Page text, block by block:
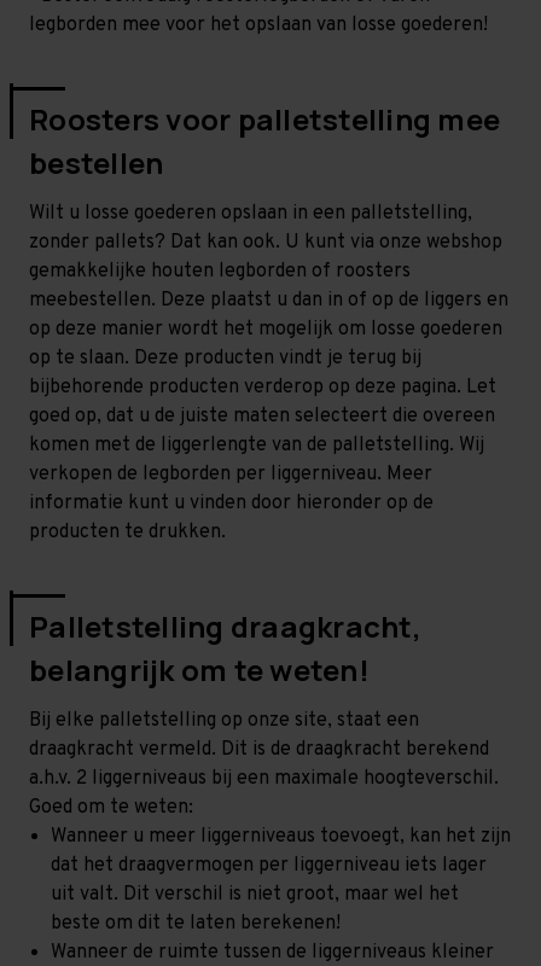
legborden mee voor het opslaan van losse goederen!
Roosters voor palletstelling mee
bestellen
Wilt u losse goederen opslaan in een palletstelling,
zonder pallets? Dat kan ook. U kunt via onze webshop
gemakkelijke houten legborden of roosters
meebestellen. Deze plaatst u dan in of op de liggers en
op deze manier wordt het mogelijk om losse goederen
op te slaan. Deze producten vindt je terug bij
bijbehorende producten verderop op deze pagina. Let
goed op, dat u de juiste maten selecteert die overeen
komen met de liggerlengte van de palletstelling. Wij
verkopen de legborden per liggerniveau. Meer
informatie kunt u vinden door hieronder op de
producten te drukken.
Palletstelling draagkracht,
belangrijk om te weten!
Bij elke palletstelling op onze site, staat een
draagkracht vermeld. Dit is de draagkracht berekend
a.h.v. 2 liggerniveaus bij een maximale hoogteverschil.
Goed om te weten:
Wanneer u meer liggerniveaus toevoegt, kan het zijn
dat het draagvermogen per liggerniveau iets lager
uit valt. Dit verschil is niet groot, maar wel het
beste om dit te laten berekenen!
Wanneer de ruimte tussen de liggerniveaus kleiner